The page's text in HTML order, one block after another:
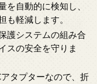
を自動的に検知し、
も軽減します。
護システムの組み合
スの安全を守りま
タプターなので、折